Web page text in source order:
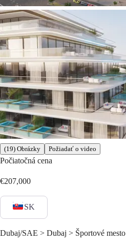
(19) Obrázky Požiadať o video
Počiatočná cena
€207,000
SK
Dubaj/SAE > Dubaj > Športové mesto